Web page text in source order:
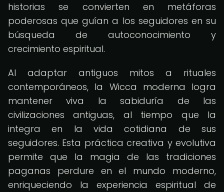
historias se convierten en metáforas
poderosas que guían a los seguidores en su
búsqueda de autoconocimiento y
crecimiento espiritual.
Al adaptar antiguos mitos a rituales
contemporáneos, la Wicca moderna logra
mantener viva la sabiduría de las
civilizaciones antiguas, al tiempo que la
integra en la vida cotidiana de sus
seguidores. Esta práctica creativa y evolutiva
permite que la magia de las tradiciones
paganas perdure en el mundo moderno,
enriqueciendo la experiencia espiritual de